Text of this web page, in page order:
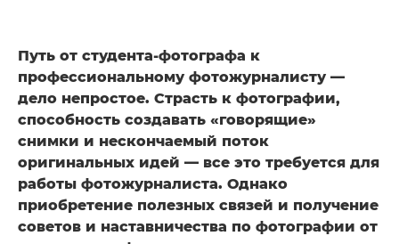
Путь от студента-фотографа к
профессиональному фотожурналисту —
дело непростое. Страсть к фотографии,
способность создавать «говорящие»
снимки и нескончаемый поток
оригинальных идей — все это требуется для
работы фотожурналиста. Однако
приобретение полезных связей и получение
советов и наставничества по фотографии от